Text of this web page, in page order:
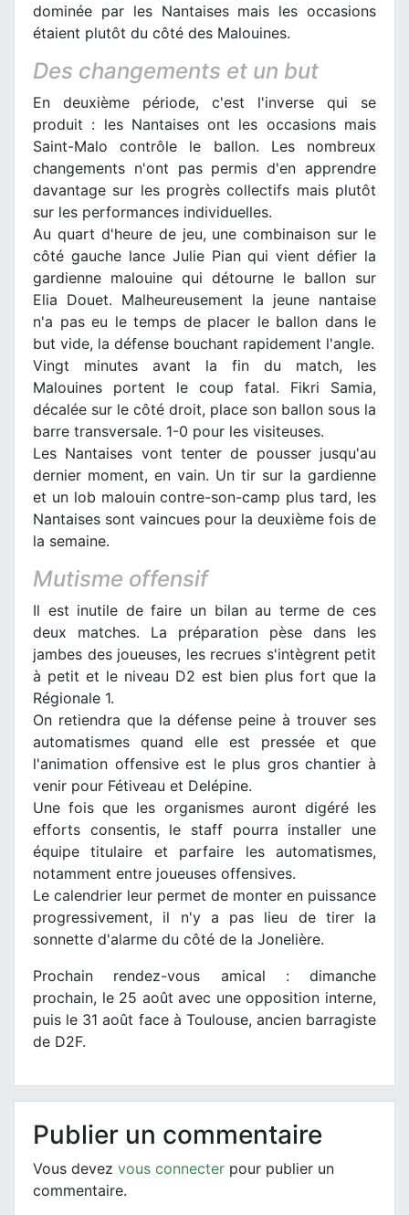
dominée par les Nantaises mais les occasions
étaient plutôt du côté des Malouines.
Des changements et un but
En deuxième période, c'est l'inverse qui se
produit : les Nantaises ont les occasions mais
Saint-Malo contrôle le ballon. Les nombreux
changements n'ont pas permis d'en apprendre
davantage sur les progrès collectifs mais plutôt
sur les performances individuelles.
Au quart d'heure de jeu, une combinaison sur le
côté gauche lance Julie Pian qui vient défier la
gardienne malouine qui détourne le ballon sur
Elia Douet. Malheureusement la jeune nantaise
n'a pas eu le temps de placer le ballon dans le
but vide, la défense bouchant rapidement l'angle.
Vingt minutes avant la fin du match, les
Malouines portent le coup fatal. Fikri Samia,
décalée sur le côté droit, place son ballon sous la
barre transversale. 1-0 pour les visiteuses.
Les Nantaises vont tenter de pousser jusqu'au
dernier moment, en vain. Un tir sur la gardienne
et un lob malouin contre-son-camp plus tard, les
Nantaises sont vaincues pour la deuxième fois de
la semaine.
Mutisme offensif
Il est inutile de faire un bilan au terme de ces
deux matches. La préparation pèse dans les
jambes des joueuses, les recrues s'intègrent petit
à petit et le niveau D2 est bien plus fort que la
Régionale 1.
On retiendra que la défense peine à trouver ses
automatismes quand elle est pressée et que
l'animation offensive est le plus gros chantier à
venir pour Fétiveau et Delépine.
Une fois que les organismes auront digéré les
efforts consentis, le staff pourra installer une
équipe titulaire et parfaire les automatismes,
notamment entre joueuses offensives.
Le calendrier leur permet de monter en puissance
progressivement, il n'y a pas lieu de tirer la
sonnette d'alarme du côté de la Jonelière.
Prochain rendez-vous amical : dimanche
prochain, le 25 août avec une opposition interne,
puis le 31 août face à Toulouse, ancien barragiste
de D2F.
Publier un commentaire
Vous devez vous connecter pour publier un
commentaire.